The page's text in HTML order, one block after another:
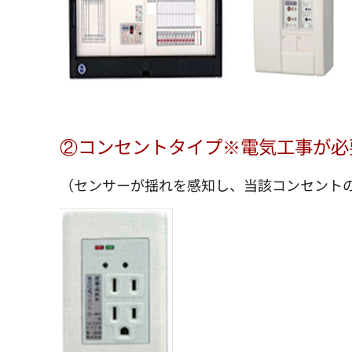
②コンセントタイプ※電気工事が
（センサーが揺れを感知し、当該コンセント